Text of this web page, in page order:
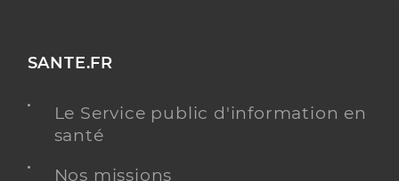
SANTE.FR
Le Service public d'information en
santé
Nos missions